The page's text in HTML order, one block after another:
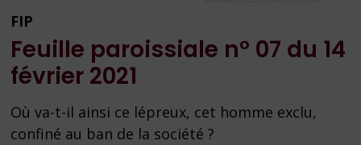
FIP
Feuille paroissiale n° 07 du 14
février 2021
Où va-t-il ainsi ce lépreux, cet homme exclu,
confiné au ban de la société ?